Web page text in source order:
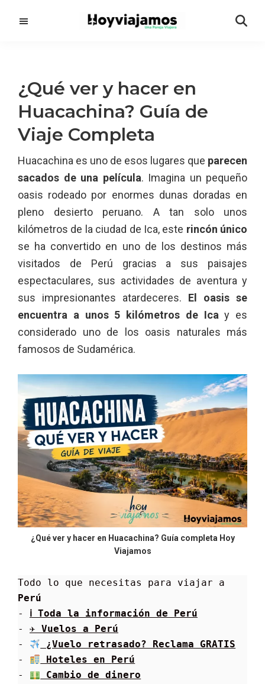
principal
¿Qué ver y hacer en
Huacachina? Guía de
Viaje Completa
Huacachina es uno de esos lugares que parecen
sacados de una película. Imagina un pequeño
oasis rodeado por enormes dunas doradas en
pleno desierto peruano. A tan solo unos
kilómetros de la ciudad de Ica, este rincón único
se ha convertido en uno de los destinos más
visitados de Perú gracias a sus paisajes
espectaculares, sus actividades de aventura y
sus impresionantes atardeceres. El oasis se
encuentra a unos 5 kilómetros de Ica y es
considerado uno de los oasis naturales más
famosos de Sudamérica.
¿Qué ver y hacer en Huacachina? Guía completa Hoy
Viajamos
Perú
- ℹ Toda la información de Perú
- ✈ Vuelos a Perú
-
¿Vuelo retrasado? Reclama GRATIS
-
Hoteles en Perú
-
Cambio de dinero